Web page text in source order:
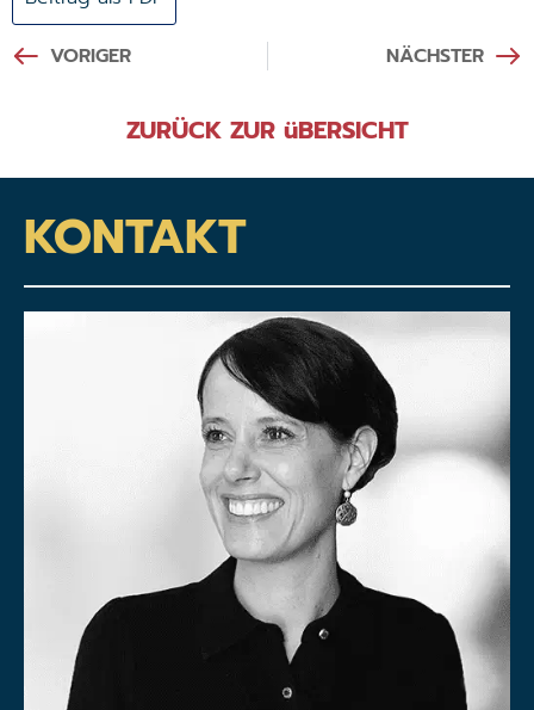
VORIGER NÄCHSTER
ZURÜCK ZUR üBERSICHT
KONTAKT